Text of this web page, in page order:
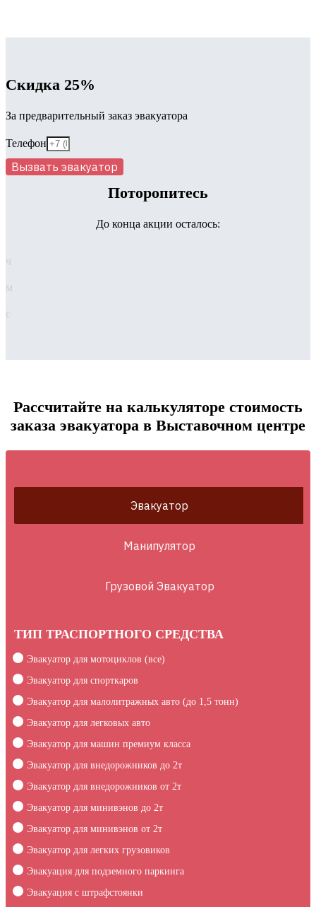
Скидка 25%
За предварительный заказ эвакуатора
Телефон
Вызвать эвакуатор
Поторопитесь
До конца акции осталось:
ч
м
с
Рассчитайте на калькуляторе стоимость
заказа эвакуатора в Выставочном центре
Эвакуатор
Манипулятор
Грузовой Эвакуатор
ТИП ТРАСПОРТНОГО СРЕДСТВА
Эвакуатор для мотоциклов (все)
Эвакуатор для спорткаров
Эвакуатор для малолитражных авто (до 1,5 тонн)
Эвакуатор для легковых авто
Эвакуатор для машин премиум класса
Эвакуатор для внедорожников до 2т
Эвакуатор для внедорожников от 2т
Эвакуатор для минивэнов до 2т
Эвакуатор для минивэнов от 2т
Эвакуатор для легких грузовиков
Эвакуация для подземного паркинга
Эвакуация c штрафстоянки